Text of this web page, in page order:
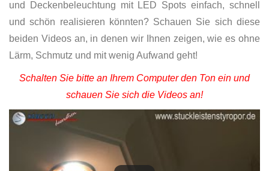
und Deckenbeleuchtung mit LED Spots einfach, schnell
und schön realisieren könnten? Schauen Sie sich diese
beiden Videos an, in denen wir Ihnen zeigen, wie es ohne
Lärm, Schmutz und mit wenig Aufwand geht!
Schalten Sie bitte an Ihrem Computer den Ton ein und
schauen Sie sich die Videos an!